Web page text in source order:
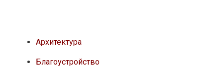
Архитектура
Благоустройство